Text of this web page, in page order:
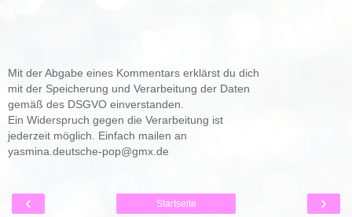
Mit der Abgabe eines Kommentars erklärst du dich
mit der Speicherung und Verarbeitung der Daten
gemäß des DSGVO einverstanden.
Ein Widerspruch gegen die Verarbeitung ist
jederzeit möglich. Einfach mailen an
yasmina.deutsche-pop@gmx.de
‹ ›
Startseite